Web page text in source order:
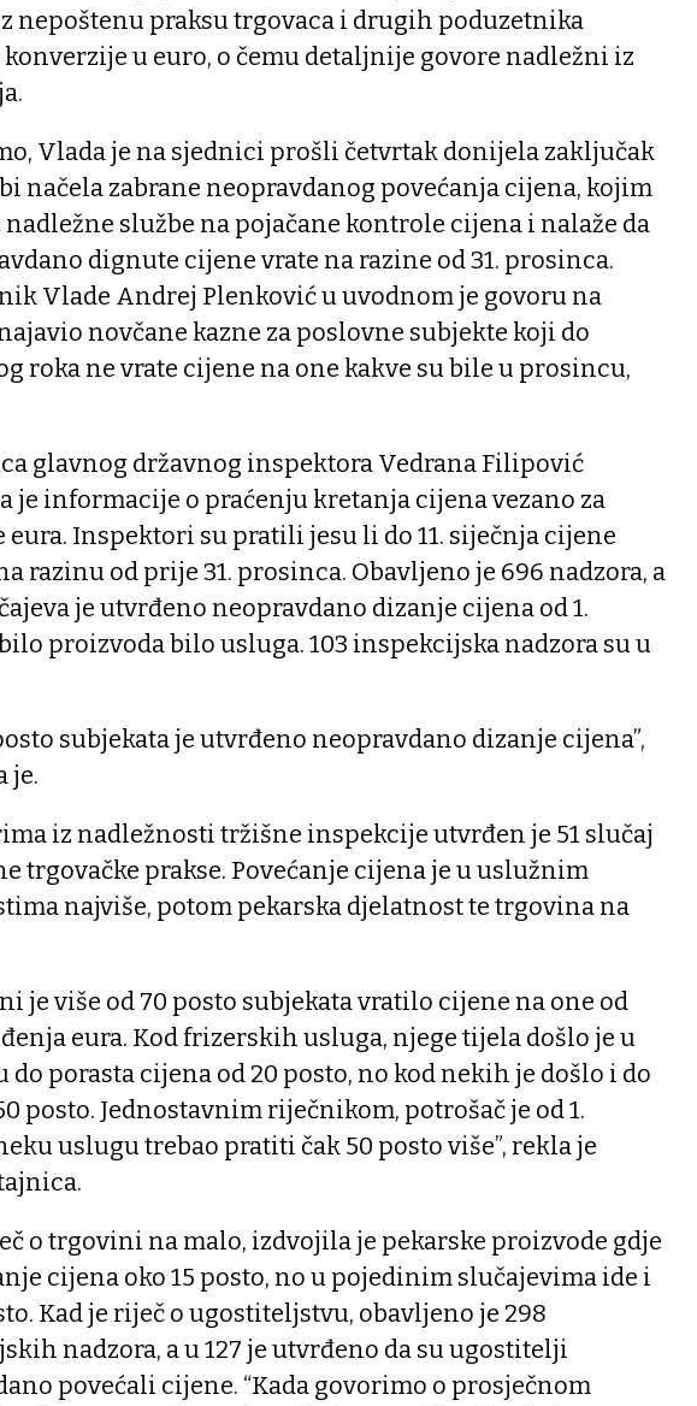
nepoštenu praksu trgovaca i drugih poduzetnika
u euro, o čemu detaljnije govore nadležni iz
Vlada je na sjednici prošli četvrtak donijela zaključak
načela zabrane neopravdanog povećanja cijena, kojim
nadležne službe na pojačane kontrole cijena i nalaže da
dignute cijene vrate na razine od 31. prosinca.
Vlade Andrej Plenković u uvodnom je govoru na
novčane kazne za poslovne subjekte koji do
roka ne vrate cijene na one kakve su bile u prosincu,
glavnog državnog inspektora Vedrana Filipović
je informacije o praćenju kretanja cijena vezano za
eura. Inspektori su pratili jesu li do 11. siječnja cijene
razinu od prije 31. prosinca. Obavljeno je 696 nadzora, a
je utvrđeno neopravdano dizanje cijena od 1.
proizvoda bilo usluga. 103 inspekcijska nadzora su u
subjekata je utvrđeno neopravdano dizanje cijena”,
je.
iz nadležnosti tržišne inspekcije utvrđen je 51 slučaj
trgovačke prakse. Povećanje cijena je u uslužnim
najviše, potom pekarska djelatnost te trgovina na
je više od 70 posto subjekata vratilo cijene na one od
eura. Kod frizerskih usluga, njege tijela došlo je u
do porasta cijena od 20 posto, no kod nekih je došlo i do
posto. Jednostavnim riječnikom, potrošač je od 1.
uslugu trebao pratiti čak 50 posto više”, rekla je
o trgovini na malo, izdvojila je pekarske proizvode gdje
cijena oko 15 posto, no u pojedinim slučajevima ide i
Kad je riječ o ugostiteljstvu, obavljeno je 298
nadzora, a u 127 je utvrđeno da su ugostitelji
povećali cijene. “Kada govorimo o prosječnom